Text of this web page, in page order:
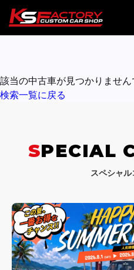
サービス
営業日
お問い合わせ
採用情報
該当の中古車が見つかりません
検索一覧に戻る
SPECIAL
スペシャ